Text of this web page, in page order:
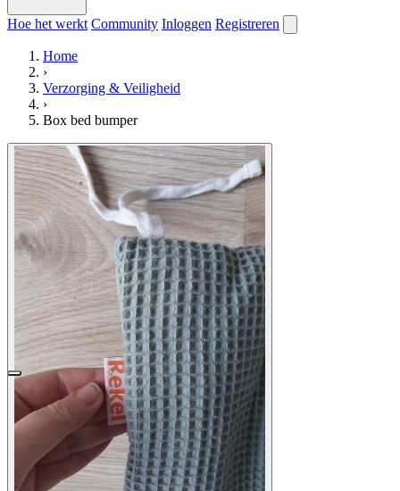
Hoe het werkt Community Inloggen Registreren
Home
›
Verzorging & Veiligheid
›
Box bed bumper